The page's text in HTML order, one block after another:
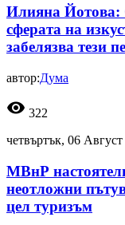
Илияна Йотова:
сферата на
забелязва тези
автор:Дума
visibility 322
четвъртък, 06
МВнР
неотложни
цел туризъм